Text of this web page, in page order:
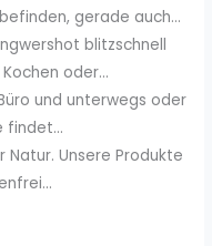
gerade auch...
blitzschnell
oder...
und unterwegs oder
findet...
Unsere Produkte